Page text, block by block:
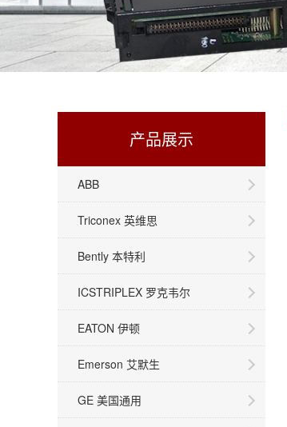
产品展示
ABB
Triconex 英维思
Bently 本特利
ICSTRIPLEX 罗克韦尔
EATON 伊顿
Emerson 艾默生
GE 美国通用